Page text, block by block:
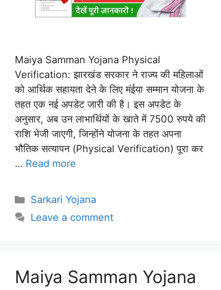
Maiya Samman Yojana Physical
Verification: झारखंड सरकार ने राज्य की महिलाओं
को आर्थिक सहायता देने के लिए मंईया सम्मान योजना के
तहत एक नई अपडेट जारी की है। इस अपडेट के
अनुसार, अब उन लाभार्थियों के खाते में 7500 रुपये की
राशि भेजी जाएगी, जिन्होंने योजना के तहत अपना
भौतिक सत्यापन (Physical Verification) पूरा कर
… Read more
Categories
Sarkari Yojana
Leave a comment
Maiya Samman Yojana